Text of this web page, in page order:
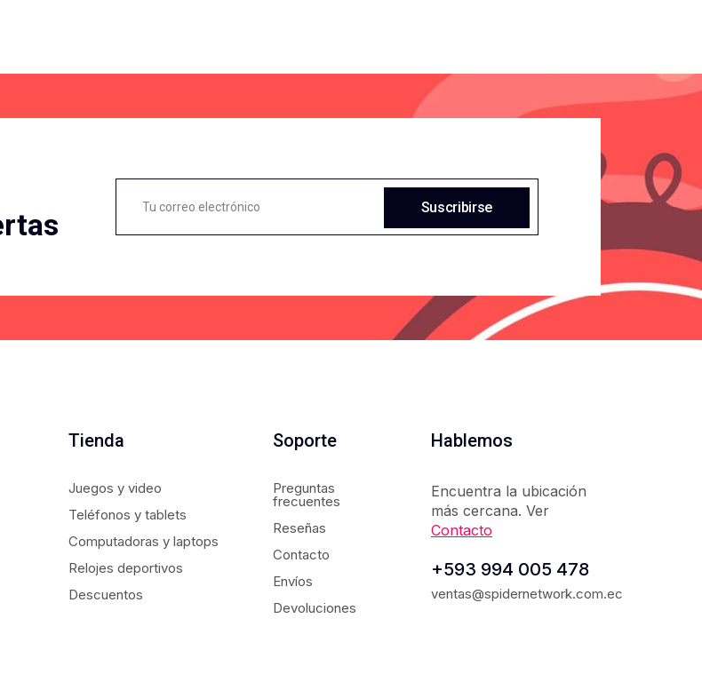
Suscribirse
Tienda
Juegos y video
Teléfonos y tablets
Computadoras y laptops
Relojes deportivos
Descuentos
Soporte
Preguntas
frecuentes
Reseñas
Contacto
Envíos
Devoluciones
Hablemos
Encuentra la ubicación
más cercana. Ver
Contacto
+593 994 005 478
ventas@spidernetwork.com.ec